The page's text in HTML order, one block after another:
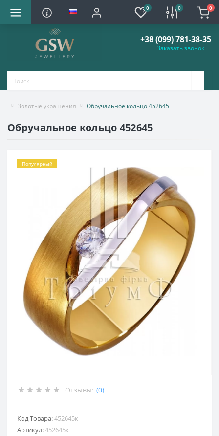
0 0 0
+38 (099) 781-38-35
Заказать звонок
Золотые украшения Обручальное кольцо 452645
Обручальное кольцо 452645
Популярный
Отзывы: (0)
Код Товара:452645к
Артикул:452645к